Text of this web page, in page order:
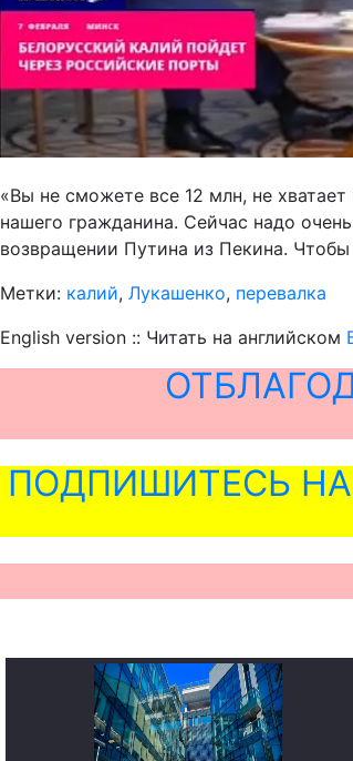
«Вы не сможете все 12 млн, не
нашего гражданина. Сейчас надо
возвращении Путина из Пекина.
Метки: калий, Лукашенко, перевалка
English version :: Читать на английском
ПОДПИШИТЕСЬ